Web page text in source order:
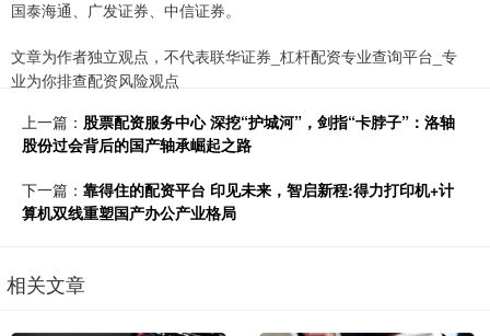
国泰海通、广发证券、中信证券。
文章为作者独立观点，不代表联华证券_杠杆配资专业查询平台_专
业为你排查配资风险观点
上一篇： 股票配资服务中心 深挖“护城河”，剑指“卡脖子”：洛轴
股份过会背后的国产轴承崛起之路
下一篇： 靠得住的配资平台 印见未来，智启新程:得力打印机+计
算机双线重塑国产办公产业格局
相关文章